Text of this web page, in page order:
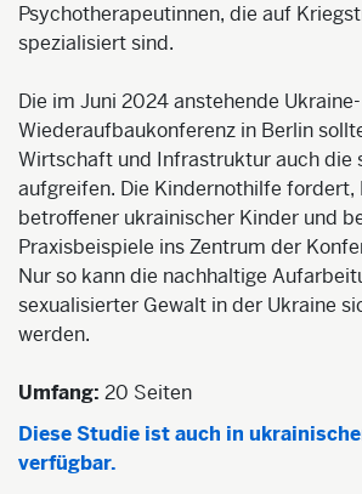
Psychotherapeutinnen, die auf
spezialisiert sind.
Die im Juni 2024 anstehende Ukraine-
Wiederaufbaukonferenz in Berlin
Wirtschaft und Infrastruktur auch die
aufgreifen. Die Kindernothilfe fordert,
betroffener ukrainischer Kinder und
Praxisbeispiele ins Zentrum der
Nur so kann die nachhaltige
sexualisierter Gewalt in der Ukraine
werden.
Umfang: 20 Seiten
Diese Studie ist auch in
verfügbar.